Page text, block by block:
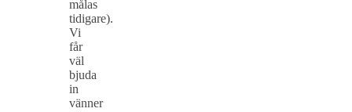
målas
tidigare).
Vi
får
väl
bjuda
in
vänner